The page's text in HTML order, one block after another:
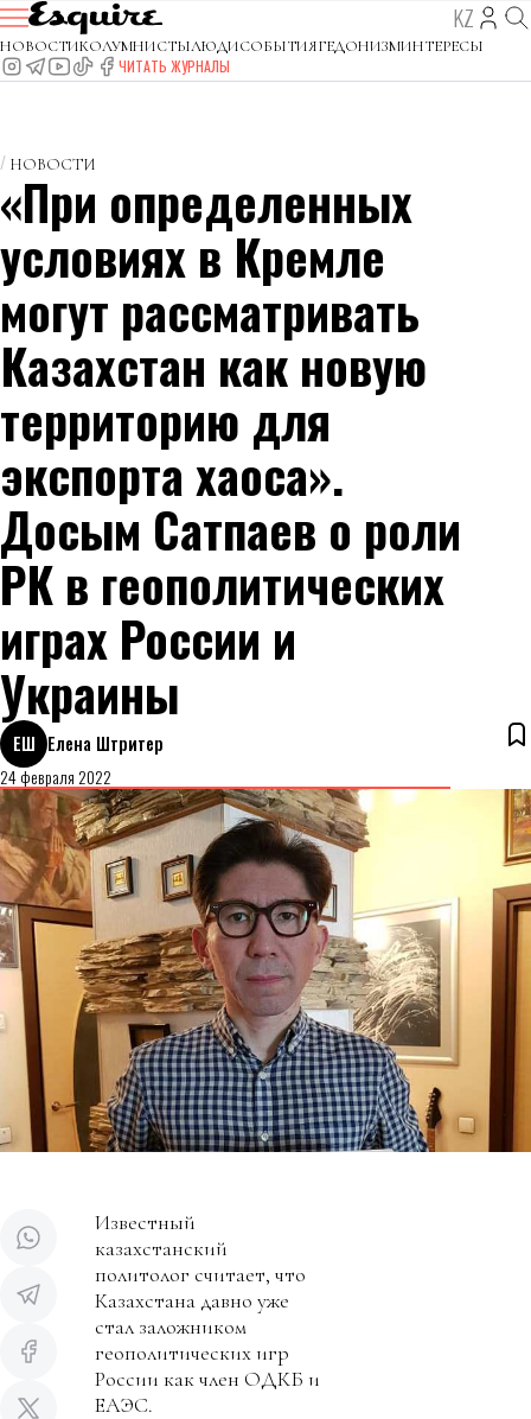
KZ
НОВОСТИКОЛУМНИСТЫЛЮДИСОБЫТИЯГЕДОНИЗМИНТЕРЕСЫ
ЧИТАТЬ ЖУРНАЛЫ
НОВОСТИ
«При определенных
условиях в Кремле
могут рассматривать
Казахстан как новую
территорию для
экспорта хаоса».
Досым Сатпаев о роли
РК в геополитических
играх России и
Украины
ЕШ Елена Штритер
24 февраля 2022
Известный
казахстанский
политолог считает, что
Казахстана давно уже
стал заложником
геополитических игр
России как член ОДКБ и
ЕАЭС.